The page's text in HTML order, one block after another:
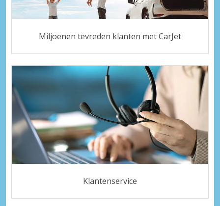
Miljoenen tevreden klanten met CarJet
Klantenservice